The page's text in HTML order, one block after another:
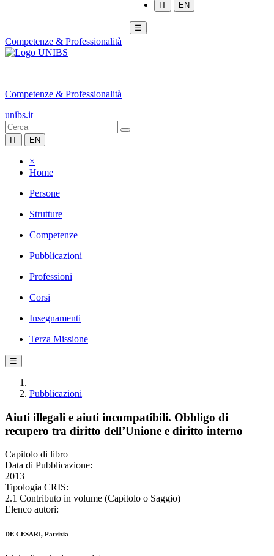
IT EN
☰
Competenze & Professionalità
|
Competenze & Professionalità
unibs.it
IT EN
×
Home
Persone
Strutture
Competenze
Pubblicazioni
Professioni
Corsi
Insegnamenti
Terza Missione
☰
Pubblicazioni
Aiuti illegali e aiuti incompatibili. Obbligo di
recupero tra diritto dell’Unione e diritto interno
Capitolo di libro
Data di Pubblicazione:
2013
Tipologia CRIS:
2.1 Contributo in volume (Capitolo o Saggio)
Elenco autori:
DE CESARI, Patrizia